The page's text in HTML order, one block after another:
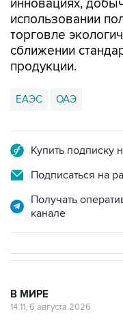
инновациях,
использовании
торговле
сближении
продукции.
ЕАЭС ОАЭ
Купить подписку
Подписаться на
Получать
канале
В МИРЕ
14:11, 6 августа 2026